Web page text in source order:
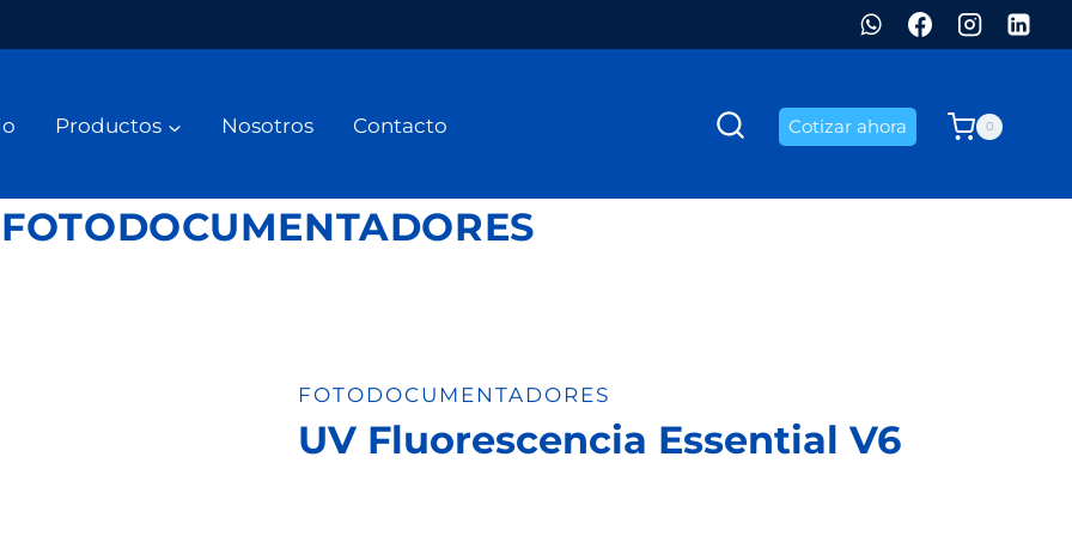
Productos Nosotros Contacto Cotizar ahora 0
FOTODOCUMENTADORES
FOTODOCUMENTADORES
UV Fluorescencia Essential V6